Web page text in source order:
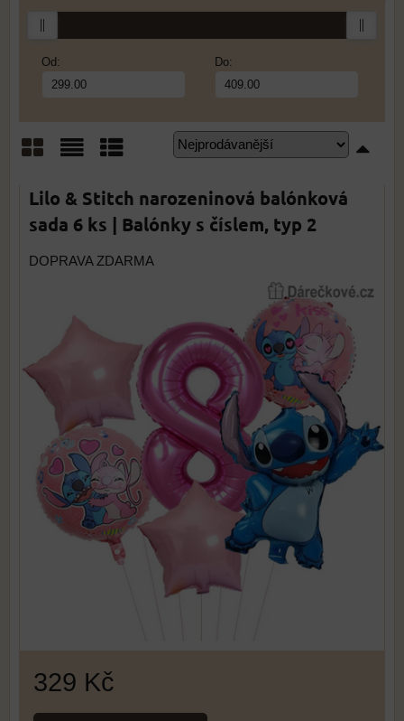
Od: Do:
Lilo & Stitch narozeninová balónková
sada 6 ks | Balónky s číslem, typ 2
DOPRAVA ZDARMA
329 Kč